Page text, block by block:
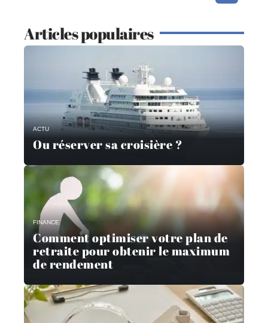
Articles populaires
ACTU
Ou réserver sa croisière ?
FINANCE
Comment optimiser votre plan de
retraite pour obtenir le maximum
de rendement